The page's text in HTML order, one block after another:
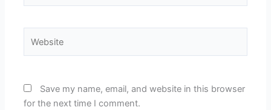
Save my name, email, and website in this browser
for the next time I comment.